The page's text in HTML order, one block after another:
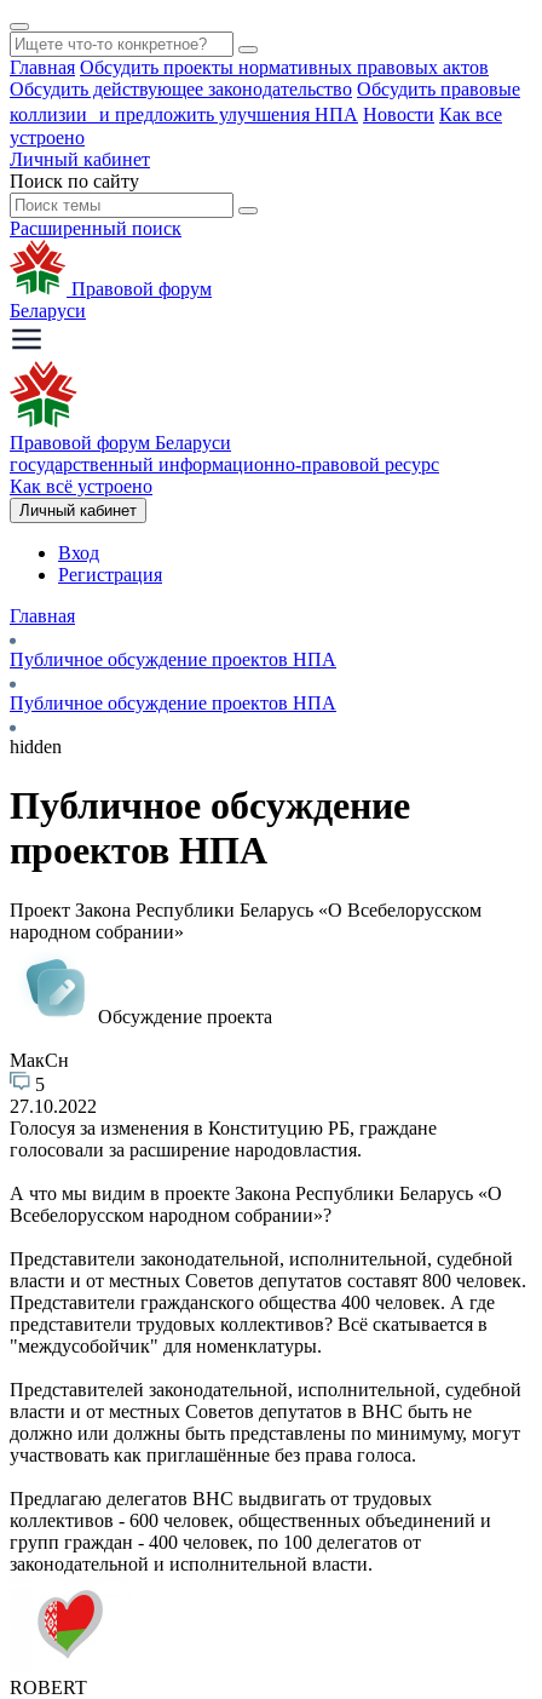
Главная Обсудить проекты нормативных правовых актов
Обсудить действующее законодательство Обсудить правовые
коллизии и предложить улучшения НПА Новости Как все
устроено
Личный кабинет
Поиск по сайту
Расширенный поиск
Правовой форум
Беларуси
Правовой форум Беларуси
государственный информационно-правовой ресурс
Как всё устроено
Личный кабинет
Вход
Регистрация
Главная
Публичное обсуждение проектов НПА
Публичное обсуждение проектов НПА
hidden
Публичное обсуждение
проектов НПА
Проект Закона Республики Беларусь «О Всебелорусском
народном собрании»
Обсуждение проекта
МакCн
5
27.10.2022
Голосуя за изменения в Конституцию РБ, граждане
голосовали за расширение народовластия.
А что мы видим в проекте Закона Республики Беларусь «О
Всебелорусском народном собрании»?
Представители законодательной, исполнительной, судебной
власти и от местных Советов депутатов составят 800 человек.
Представители гражданского общества 400 человек. А где
представители трудовых коллективов? Всё скатывается в
"междусобойчик" для номенклатуры.
Представителей законодательной, исполнительной, судебной
власти и от местных Советов депутатов в ВНС быть не
должно или должны быть представлены по минимуму, могут
участвовать как приглашённые без права голоса.
Предлагаю делегатов ВНС выдвигать от трудовых
коллективов - 600 человек, общественных объединений и
групп граждан - 400 человек, по 100 делегатов от
законодательной и исполнительной власти.
ROBERT